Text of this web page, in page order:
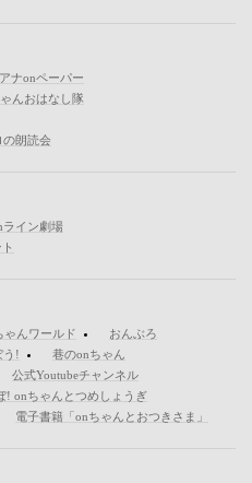
ナonペーパー
んおはなし隊
朗読会
ライン劇場
ゃんワールド
おんぶろ
う!
巷のonちゃん
公式Youtubeチャンネル
! onちゃんとつめしょうぎ
電子書籍「onちゃんとおつきさま」